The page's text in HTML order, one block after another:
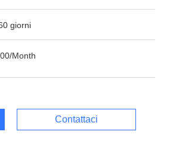
giorni
Month
Contattaci